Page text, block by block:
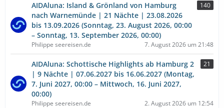
AIDAluna: Island & Grönland von Hamburg
nach Warnemünde | 21 Nächte | 23.08.2026
bis 13.09.2026 (Sonntag, 23. August 2026, 00:00
– Sonntag, 13. September 2026, 00:00)
140
Philippe seereisen.de 7. August 2026 um 21:48
AIDAluna: Schottische Highlights ab Hamburg 2
| 9 Nächte | 07.06.2027 bis 16.06.2027 (Montag,
7. Juni 2027, 00:00 – Mittwoch, 16. Juni 2027,
00:00)
21
Philippe seereisen.de 2. August 2026 um 12:54